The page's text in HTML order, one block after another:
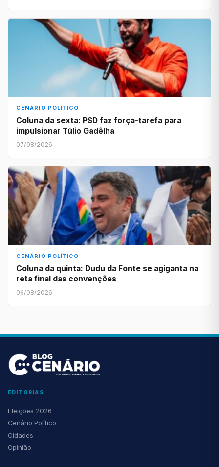
CENÁRIO POLÍTICO
Coluna da sexta: PSD faz força-tarefa para
impulsionar Túlio Gadêlha
07/08/2026
CENÁRIO POLÍTICO
Coluna da quinta: Dudu da Fonte se agiganta na
reta final das convenções
06/08/2026
EDITORIAS
Eleições 2026
Cenário Político
Cidades
Opinião